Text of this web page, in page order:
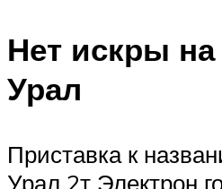
Нет искры
Урал
Приставка к
Урал 2т Электрон